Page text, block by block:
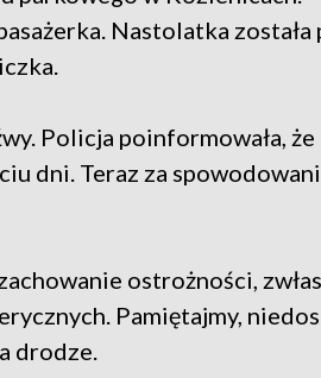
Nastolatka
Policja poinformowała, że
dni. Teraz za
ostrożności,
Pamiętajmy,
drodze.